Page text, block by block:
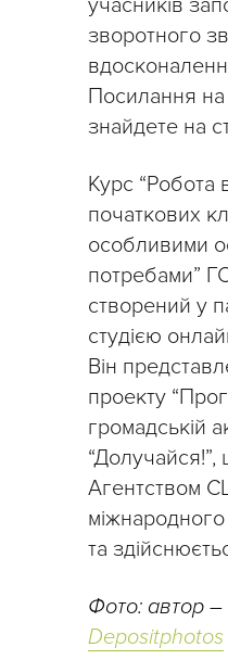
учасників
зворотного
Посилання
знайдете на
Курс “Робота
початкових
особливими
потребами”
створений у
студією
Він
проекту
громадській
Агентством
та
Фото: автор
Depositphotos